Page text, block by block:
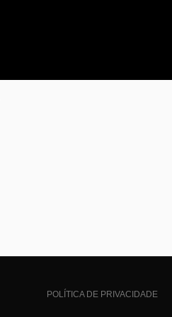
POLÍTICA DE PRIVACIDADE